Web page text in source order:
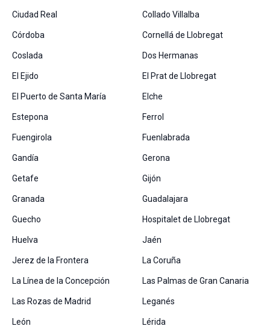
Ciudad Real Collado Villalba
Córdoba Cornellá de Llobregat
Coslada Dos Hermanas
El Ejido El Prat de Llobregat
El Puerto de Santa María Elche
Estepona Ferrol
Fuengirola Fuenlabrada
Gandía Gerona
Getafe Gijón
Granada Guadalajara
Guecho Hospitalet de Llobregat
Huelva Jaén
Jerez de la Frontera La Coruña
La Línea de la Concepción Las Palmas de Gran Canaria
Las Rozas de Madrid Leganés
León Lérida